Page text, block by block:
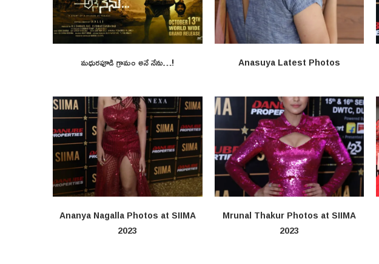
మధురపూడి గ్రామం అనే నేను…! Anasuya Latest Photos
Ananya Nagalla Photos at SIIMA
2023
Mrunal Thakur Photos at SIIMA
2023